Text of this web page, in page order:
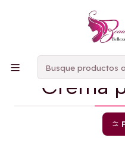
PAGOS
Inicio
Crema